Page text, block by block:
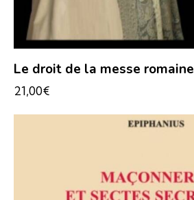
Le droit de la messe romaine
21,00€